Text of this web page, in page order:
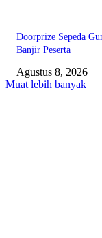
Doorprize Sepeda
Banjir Peserta
Agustus 8, 2026
Muat lebih banyak